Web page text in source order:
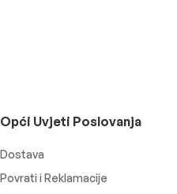
Opći Uvjeti Poslovanja
Dostava
Povrati i Reklamacije